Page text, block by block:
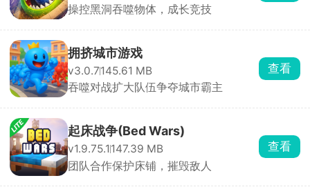
操控黑洞吞噬物体，成长竞技
拥挤城市游戏
v3.0.7145.61 MB
吞噬对战扩大队伍争夺城市霸主
查看
起床战争(Bed Wars)
v1.9.75.1 147.39 MB
团队合作保护床铺，摧毁敌人
查看